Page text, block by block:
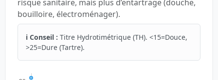
risque sanitaire, mais plus d’entartrage (douche,
bouilloire, électroménager).
ℹ️ Conseil : Titre Hydrotimétrique (TH). <15=Douce,
>25=Dure (Tartre).